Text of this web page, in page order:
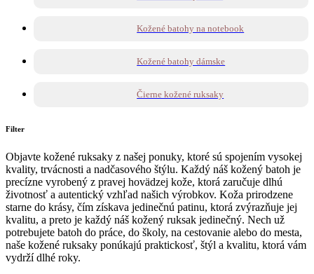
Kožené batohy na notebook
Kožené batohy dámske
Čierne kožené ruksaky
Filter
Objavte kožené ruksaky z našej ponuky, ktoré sú spojením vysokej
kvality, trvácnosti a nadčasového štýlu. Každý náš kožený batoh je
precízne vyrobený z pravej hovädzej kože, ktorá zaručuje dlhú
životnosť a autentický vzhľad našich výrobkov. Koža prirodzene
starne do krásy, čím získava jedinečnú patinu, ktorá zvýrazňuje jej
kvalitu, a preto je každý náš kožený ruksak jedinečný. Nech už
potrebujete batoh do práce, do školy, na cestovanie alebo do mesta,
naše kožené ruksaky ponúkajú praktickosť, štýl a kvalitu, ktorá vám
vydrží dlhé roky.